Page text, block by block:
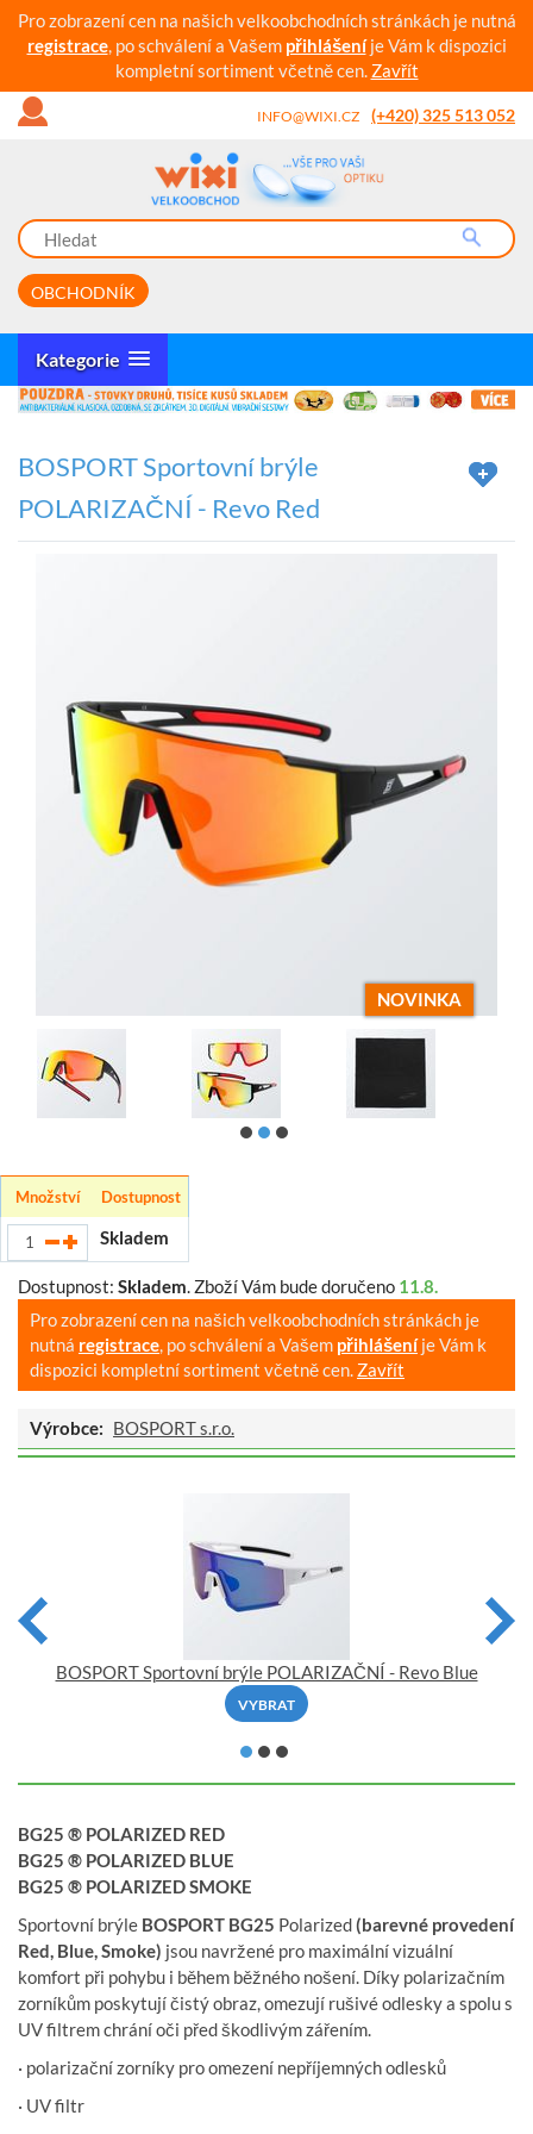
Pro zobrazení cen na našich velkoobchodních stránkách je nutná
registrace, po schválení a Vašem přihlášeníje Vám k dispozici
kompletní sortiment včetně cen. Zavřít
INFO@WIXI.CZ (+420) 325 513 052
OBCHODNÍK
Kategorie
BOSPORT Sportovní brýle
POLARIZAČNÍ - Revo Red
NOVINKA
Množství Dostupnost
Skladem
Dostupnost: Skladem. Zboží Vám bude doručeno 11.8.
Pro zobrazení cen na našich velkoobchodních stránkách je
nutná registrace, po schválení a Vašem přihlášeníje Vám k
dispozici kompletní sortiment včetně cen. Zavřít
Výrobce: BOSPORT s.r.o.
BOSPORT Sportovní brýle POLARIZAČNÍ - Revo Blue
VYBRAT
BG25 ® POLARIZED RED
BG25 ® POLARIZED BLUE
BG25 ® POLARIZED SMOKE
Sportovní brýle BOSPORT BG25 Polarized(barevné provedení
Red, Blue, Smoke) jsou navržené pro maximální vizuální
komfort při pohybu i během běžného nošení. Díky polarizačním
zorníkům poskytují čistý obraz, omezují rušivé odlesky a spolu s
UV filtrem chrání oči před škodlivým zářením.
· polarizační zorníky pro omezení nepříjemných odlesků
· UV filtr